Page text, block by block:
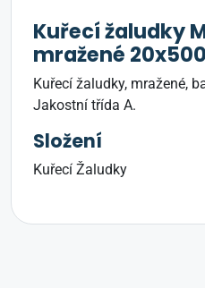
Kuřecí žaludky
mražené
Kuřecí žaludky, mražené,
Jakostní třída A.
Složení
Kuřecí Žaludky